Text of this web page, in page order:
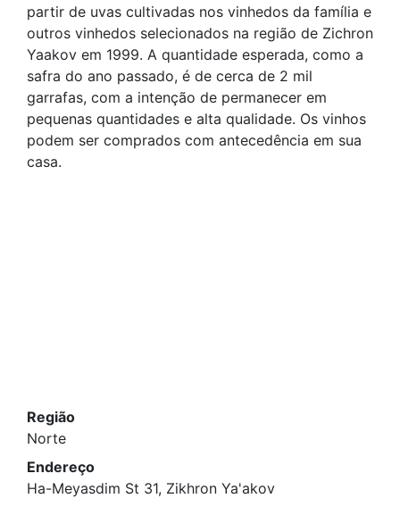
partir de uvas cultivadas nos vinhedos da família e
outros vinhedos selecionados na região de Zichron
Yaakov em 1999. A quantidade esperada, como a
safra do ano passado, é de cerca de 2 mil
garrafas, com a intenção de permanecer em
pequenas quantidades e alta qualidade. Os vinhos
podem ser comprados com antecedência em sua
casa.
Região
Norte
Endereço
Ha-Meyasdim St 31, Zikhron Ya'akov